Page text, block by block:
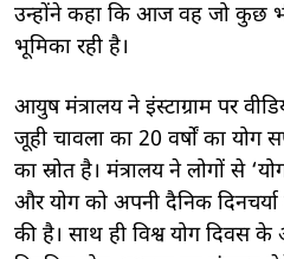
उन्होंने कहा कि आज वह जो कुछ
भूमिका रही है।
आयुष मंत्रालय ने इंस्टाग्राम पर
जूही चावला का 20 वर्षों का योग
का स्रोत है। मंत्रालय ने लोगों से
और योग को अपनी दैनिक
की है। साथ ही विश्व योग दिवस